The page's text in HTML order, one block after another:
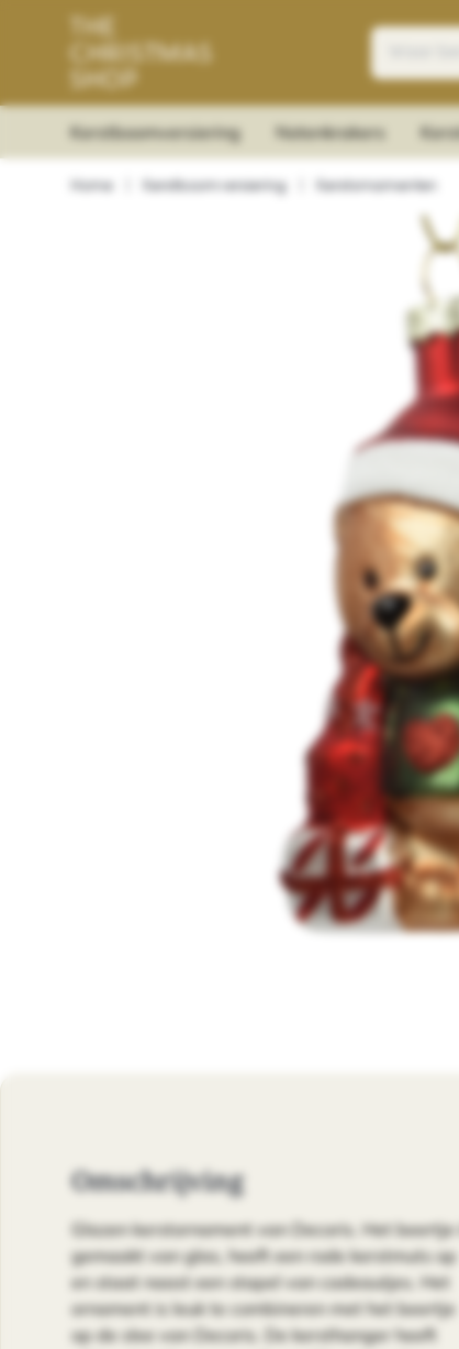
Kerstboomversiering Notenkrakers
Omschrijving
Glazen kerstornament van Decoris. Het beertje
gemaakt van glas, heeft een rode kerstmuts op
en staat naast een stapel van cadeautjes. Het
ornament is leuk te combineren met het beertje
op de slee van Decoris. De kersthanger heeft